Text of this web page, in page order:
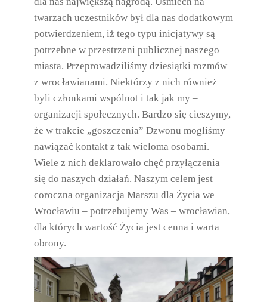
twarzach uczestników był dla nas dodatkowym
potwierdzeniem, iż tego typu inicjatywy są
potrzebne w przestrzeni publicznej naszego
miasta. Przeprowadziliśmy dziesiątki rozmów
z wrocławianami. Niektórzy z nich również
byli członkami wspólnot i tak jak my –
organizacji społecznych. Bardzo się cieszymy,
że w trakcie „goszczenia” Dzwonu mogliśmy
nawiązać kontakt z tak wieloma osobami.
Wiele z nich deklarowało chęć przyłączenia
się do naszych działań. Naszym celem jest
coroczna organizacja Marszu dla Życia we
Wrocławiu – potrzebujemy Was – wrocławian,
dla których wartość Życia jest cenna i warta
obrony.